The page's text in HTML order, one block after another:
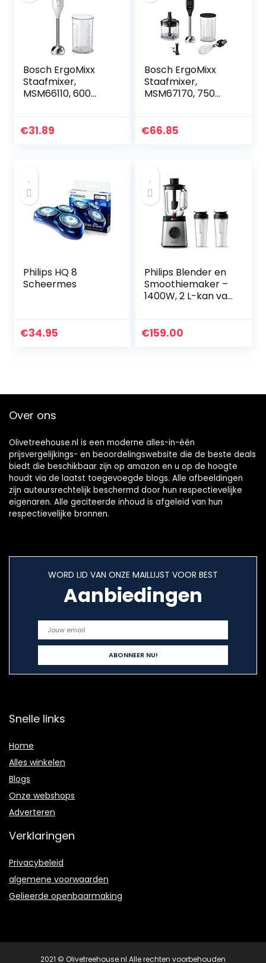
Bosch ErgoMixx
Staafmixer,
MSM66110, 600
12 standen en
€31.89
Bosch ErgoMixx
Staafmixer,
MSM67170, 750
mixer-maatbeker,
€66.85
Philips HQ 8
Scheermes
€34.95
Philips Blender en
Smoothiemaker –
1400W, 2 L-kan van
Variabele Snelheid,
€159.00
Over ons
Olivetreehouse.nl is een moderne alles-in-één
prijsvergelijkings- en beoordelingswebsite die de beste deals
biedt die beschikbaar zijn op amazon en u op de hoogte
houdt via de laatst toegevoegde blogs. Alle afbeeldingen
zijn auteursrechtelijk beschermd door hun respectievelijke
eigenaren. Alle geciteerde inhoud is afgeleid van hun
respectievelijke bronnen.
WORD LID VAN ONZE MAILLIJST VOOR BEST
Aanbiedingen
Snelle links
Home
Alles winkelen
Blogs
Onze webshops
Adverteren
Verklaringen
Privacybeleid
algemene voorwaarden
Gelieerde openbaarmaking
2021 © Olivetreehouse.nl Alle rechten voorbehouden